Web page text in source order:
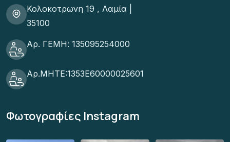
Κολοκοτρωνη 19 , Λαμία |
35100
Αρ. ΓΕΜΗ: 135095254000
Αρ.ΜΗΤΕ:1353Ε60000025601
Φωτογραφίες Instagram